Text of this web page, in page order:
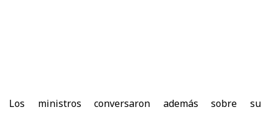
Los ministros conversaron además sobre su